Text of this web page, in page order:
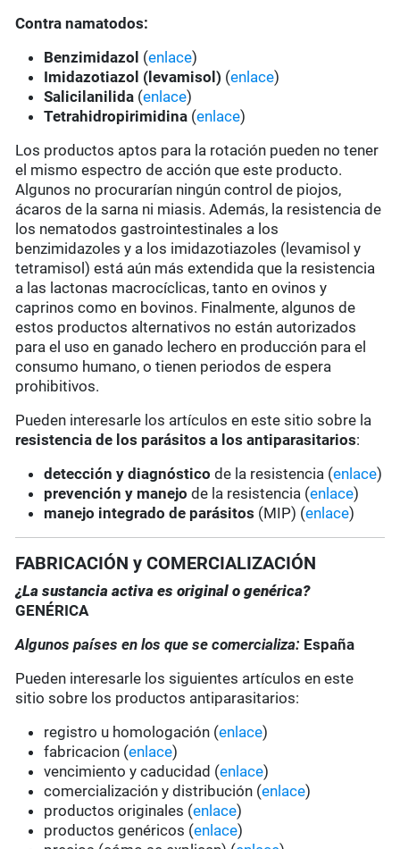
Contra namatodos:
Benzimidazol (enlace)
Imidazotiazol (levamisol) (enlace)
Salicilanilida (enlace)
Tetrahidropirimidina (enlace)
Los productos aptos para la rotación pueden no tener
el mismo espectro de acción que este producto.
Algunos no procurarían ningún control de piojos,
ácaros de la sarna ni miasis. Además, la resistencia de
los nematodos gastrointestinales a los
benzimidazoles y a los imidazotiazoles (levamisol y
tetramisol) está aún más extendida que la resistencia
a las lactonas macrocíclicas, tanto en ovinos y
caprinos como en bovinos. Finalmente, algunos de
estos productos alternativos no están autorizados
para el uso en ganado lechero en producción para el
consumo humano, o tienen periodos de espera
prohibitivos.
Pueden interesarle los artículos en este sitio sobre la
resistencia de los parásitos a los antiparasitarios:
detección y diagnóstico de la resistencia (enlace)
prevención y manejo de la resistencia (enlace)
manejo integrado de parásitos (MIP) (enlace)
FABRICACIÓN y COMERCIALIZACIÓN
¿La sustancia activa es original o genérica?
GENÉRICA
Algunos países en los que se comercializa: España
Pueden interesarle los siguientes artículos en este
sitio sobre los productos antiparasitarios:
registro u homologación (enlace)
fabricacion (enlace)
vencimiento y caducidad (enlace)
comercialización y distribución (enlace)
productos originales (enlace)
productos genéricos (enlace)